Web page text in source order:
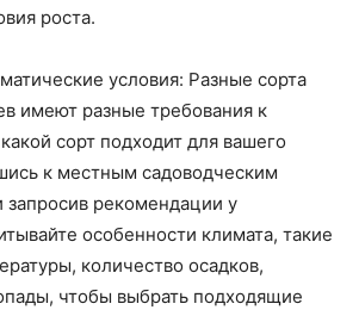
роста.
условия: Разные сорта
имеют разные требования к
сорт подходит для вашего
к местным садоводческим
запросив рекомендации у
особенности климата, такие
количество осадков,
чтобы выбрать подходящие